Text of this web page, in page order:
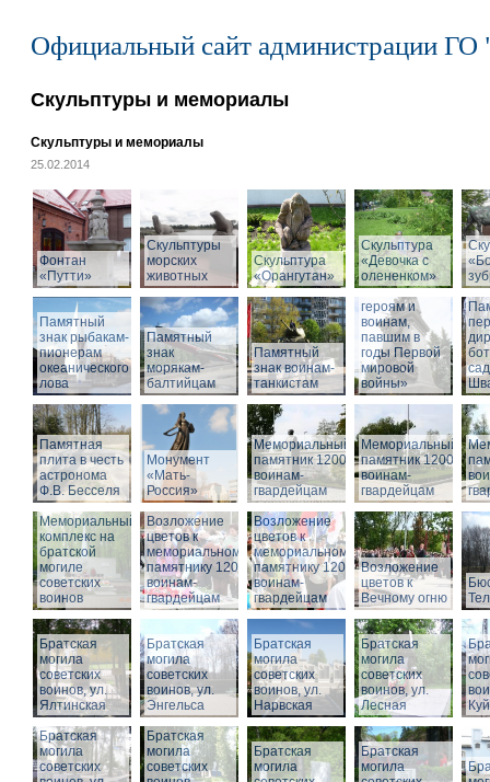
Официальный сайт администрации ГО
Скульптуры и мемориалы
Скульптуры и мемориалы
25.02.2014
Фонтан
«Путти»
Скульптуры
морских
животных
Скульптура
«Орангутан»
Скульптура
«Девочка с
олененком»
Памятный
знак рыбакам-
пионерам
океанического
лова
Памятный
знак
морякам-
балтийцам
Памятный
знак воинам-
танкистам
Памятник
«Российским
героям и
воинам,
павшим в
годы Первой
мировой
войны»
Памятная
плита в честь
астронома
Ф.В. Бесселя
Монумент
«Мать-
Россия»
Мемориальный
памятник 1200
воинам-
гвардейцам
Мемориальный
памятник 1200
воинам-
гвардейцам
Мемориальный
комплекс на
братской
могиле
советских
воинов
Возложение
цветов к
мемориальному
памятнику 1200
воинам-
гвардейцам
Возложение
цветов к
мемориальному
памятнику 1200
воинам-
гвардейцам
Возложение
цветов к
Вечному огню
Братская
могила
советских
воинов, ул.
Ялтинская
Братская
могила
советских
воинов, ул.
Энгельса
Братская
могила
советских
воинов, ул.
Нарвская
Братская
могила
советских
воинов, ул.
Лесная
Братская
могила
советских
Братская
могила
советских
Братская
могила
Братская
могила